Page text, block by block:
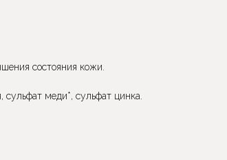
состояния кожи.
сульфат меди*, сульфат цинка.